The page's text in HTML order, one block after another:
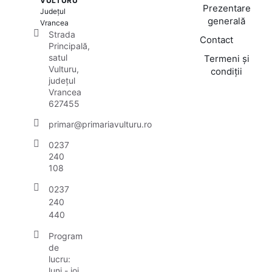
Județul
Vrancea
Strada
Principală,
satul
Vulturu,
județul
Vrancea
627455
primar@primariavulturu.ro
0237
240
108
0237
240
440
Program
de
lucru:
Prezentare
generală
Contact
Termeni și
condiții